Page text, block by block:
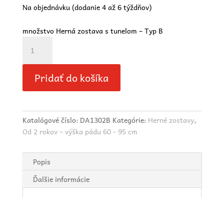
Na objednávku (dodanie 4 až 6 týždňov)
množstvo Herná zostava s tunelom – Typ B
Pridať do košíka
Katalógové číslo: DA1302B Kategórie: Herné zostavy,
Od 2 rokov – výška pádu 60 - 95 cm
Popis
Ďalšie informácie